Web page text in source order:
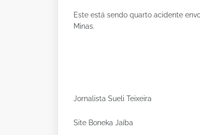
Este está sendo quarto acidente
Minas.
Jornalista Sueli Teixeira
Site Boneka Jaíba